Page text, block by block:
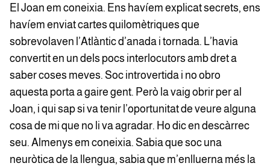
El Joan em coneixia. Ens havíem explicat secrets, ens
havíem enviat cartes quilomètriques que
sobrevolaven l’Atlàntic d’anada i tornada. L’havia
convertit en un dels pocs interlocutors amb dret a
saber coses meves. Soc introvertida i no obro
aquesta porta a gaire gent. Però la vaig obrir per al
Joan, i qui sap si va tenir l’oportunitat de veure alguna
cosa de mi que no li va agradar. Ho dic en descàrrec
seu. Almenys em coneixia. Sabia que soc una
neuròtica de la llengua, sabia que m’enlluerna més la